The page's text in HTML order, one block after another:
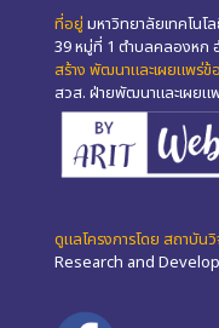
ที่อยู่ มหาวิทยาลัยเทคโน
39 หมู่ที่ 1 ตำบลคลองหก
สร้าง พัฒนาและเผยแพร่ข้
สวส. ฝ่ายพัฒนาและเผยแ
ดูแลโครงการโดย สถาบั
Research and